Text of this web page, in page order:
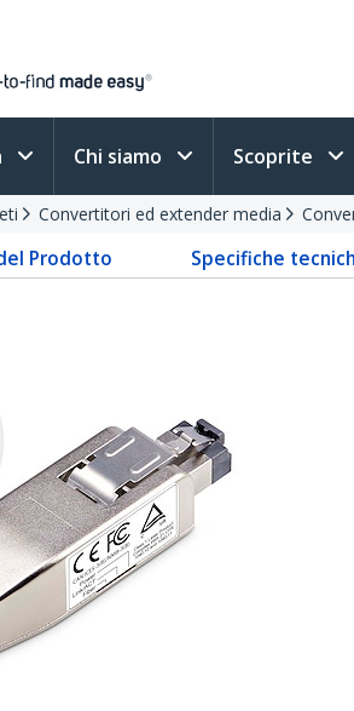
Chi siamo Scoprite
Convertitori ed extender media
Prodotto Specifiche